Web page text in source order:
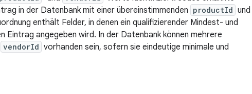
in der Datenbank mit einer übereinstimmenden productId und
enthält Felder, in denen ein qualifizierender Mindest- und
angegeben wird. In der Datenbank können mehrere
vendorId vorhanden sein, sofern sie eindeutige minimale und